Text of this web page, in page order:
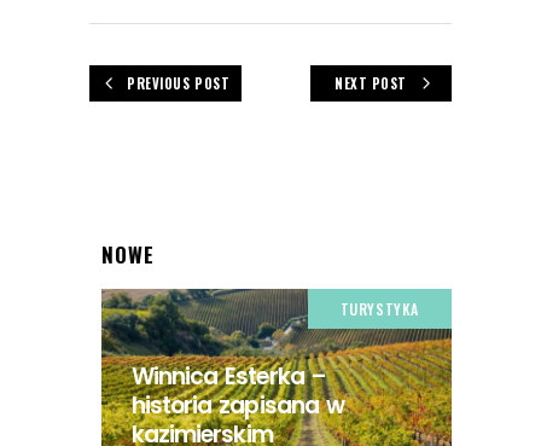
PREVIOUS POST NEXT POST
NOWE
TURYSTYKA
Winnica Esterka –
historia zapisana w
kazimierskim